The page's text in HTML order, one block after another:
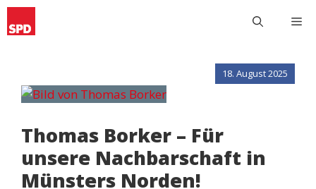
Zum
Inhalt
18. August 2025
Thomas Borker – Für
unsere Nachbarschaft in
Münsters Norden!